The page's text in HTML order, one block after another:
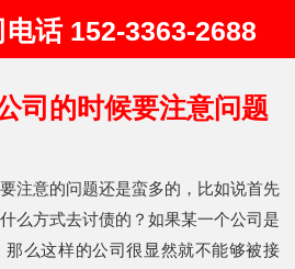
话 152-3363-2688
司的时候要注意问题
注意的问题还是蛮多的，比如说首先
么方式去讨债的？如果某一个公司是
么这样的公司很显然就不能够被接